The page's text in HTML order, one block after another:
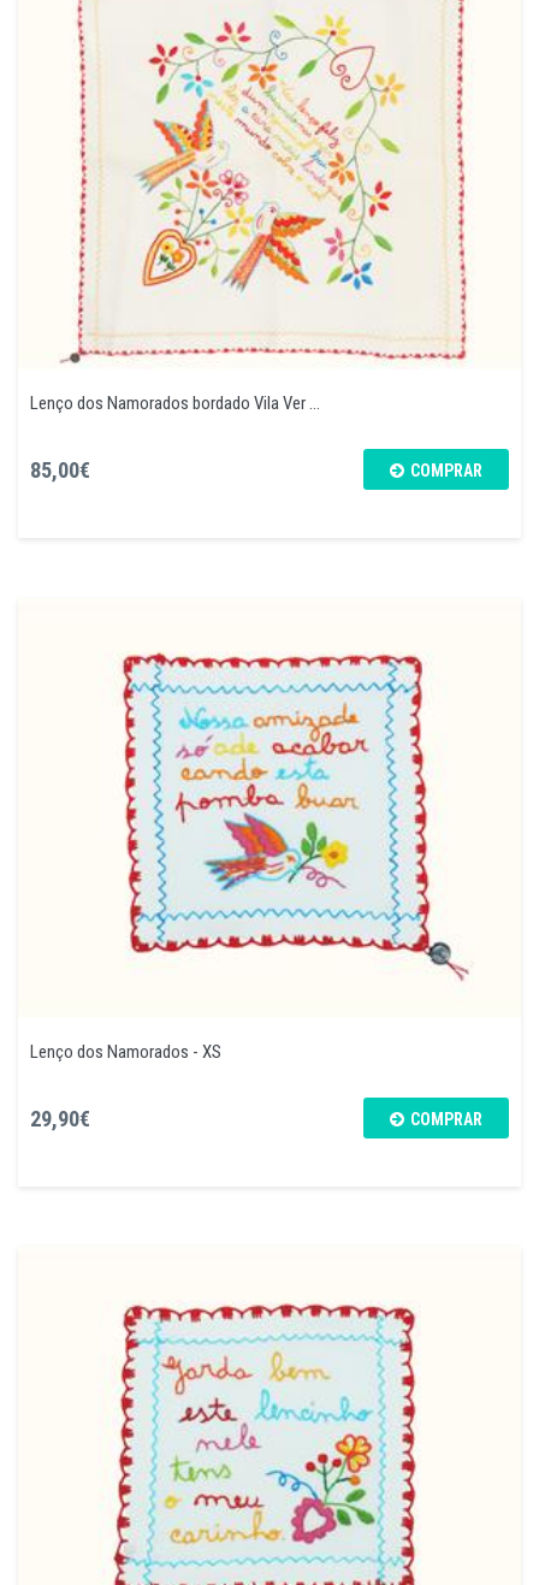
Lenço dos Namorados bordado Vila Ver ...
85,00€ COMPRAR
Lenço dos Namorados - XS
29,90€ COMPRAR